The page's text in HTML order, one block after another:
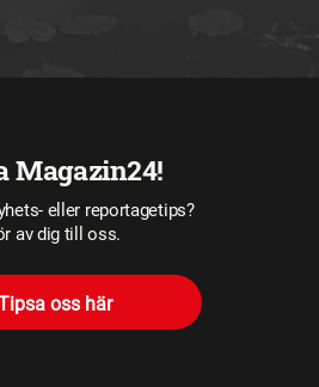
Magazin24!
eller reportagetips?
av dig till oss.
oss här